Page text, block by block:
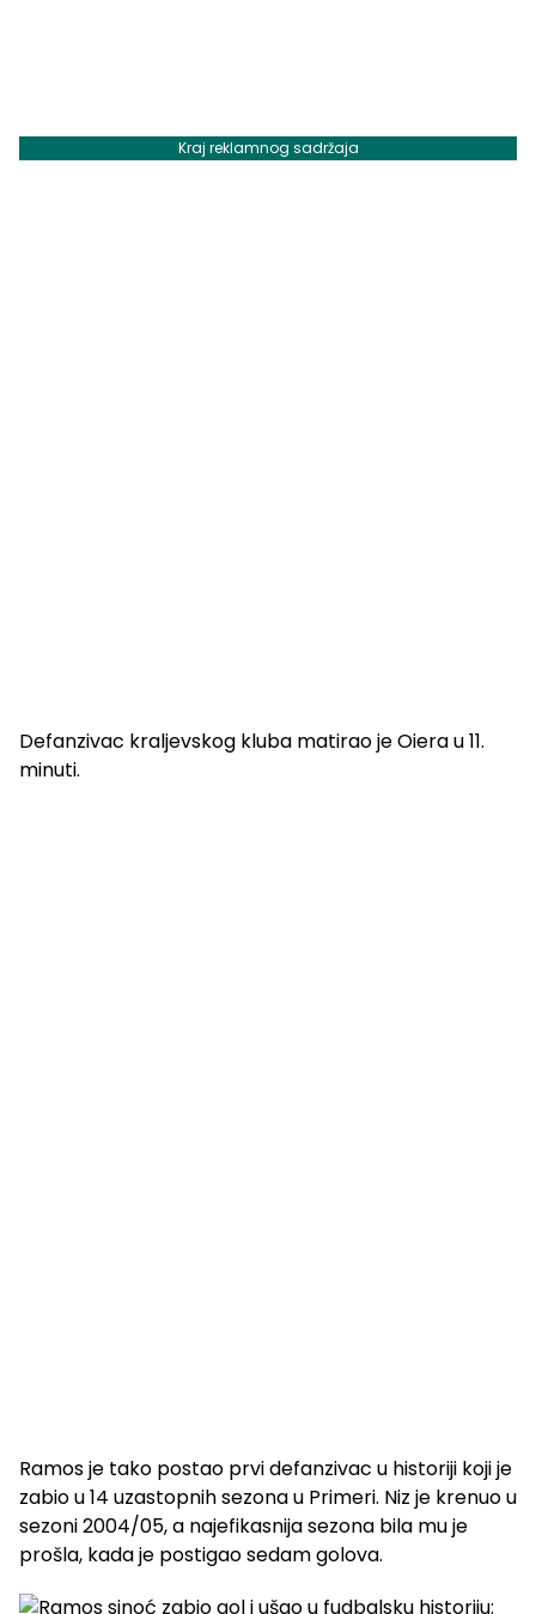
Kraj reklamnog sadržaja
Defanzivac kraljevskog kluba matirao je Oiera u 11.
minuti.
Ramos je tako postao prvi defanzivac u historiji koji je
zabio u 14 uzastopnih sezona u Primeri. Niz je krenuo u
sezoni 2004/05, a najefikasnija sezona bila mu je
prošla, kada je postigao sedam golova.